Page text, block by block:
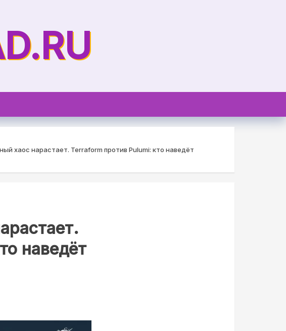
хаос нарастает. Terraform против Pulumi: кто наведёт
наведёт